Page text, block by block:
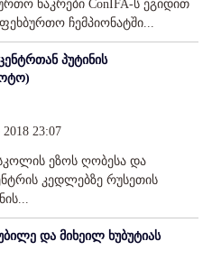
ნაკრები ConIFA-ს ეგიდით
ჩემპიონატში...
პუტინის
23:07
ეზოს ღობესა და
კედლებზე რუსეთის
და მიხეილ ხუბუტიას